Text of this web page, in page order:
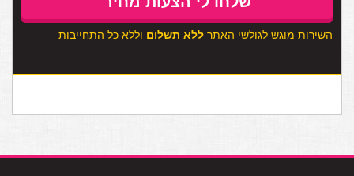
השירות מוגש לגולשי האתר ללא תשלום וללא כל התחייבות